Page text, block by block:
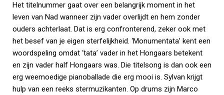
Het titelnummer gaat over een belangrijk moment in het
leven van Nad wanneer zijn vader overlijdt en hem zonder
ouders achterlaat. Dat is erg confronterend, zeker ook met
het besef van je eigen sterfelijkheid. ‘Monumentata’ kent een
woordspeling omdat ‘tata’ vader in het Hongaars betekent
en zijn vader half Hongaars was. Die titelsong is dan ook een
erg weemoedige pianoballade die erg mooi is. Sylvan krijgt
hulp van een reeks stermuzikanten. Op drums zijn Marco